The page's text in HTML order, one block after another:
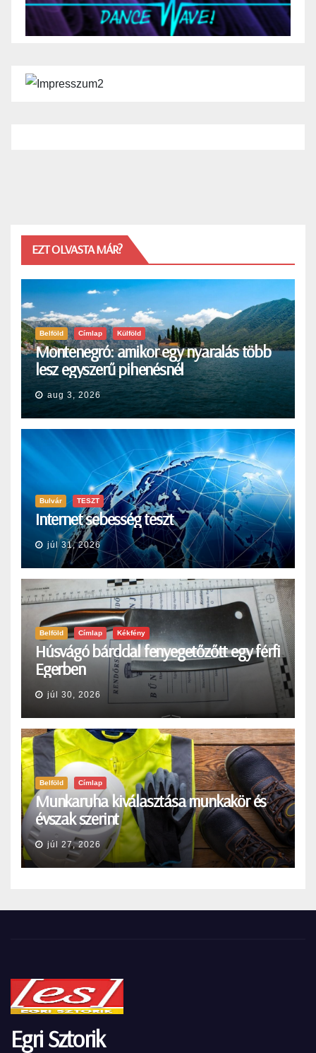
EZT OLVASTA MÁR?
Belföld Címlap Külföld
Montenegró: amikor egy nyaralás több
lesz egyszerű pihenésnél
aug 3, 2026
Bulvár TESZT
Internet sebesség teszt
júl 31, 2026
Belföld Címlap Kékfény
Húsvágó bárddal fenyegetőzőtt egy férfi
Egerben
júl 30, 2026
Belföld Címlap
Munkaruha kiválasztása munkakör és
évszak szerint
júl 27, 2026
Egri Sztorik